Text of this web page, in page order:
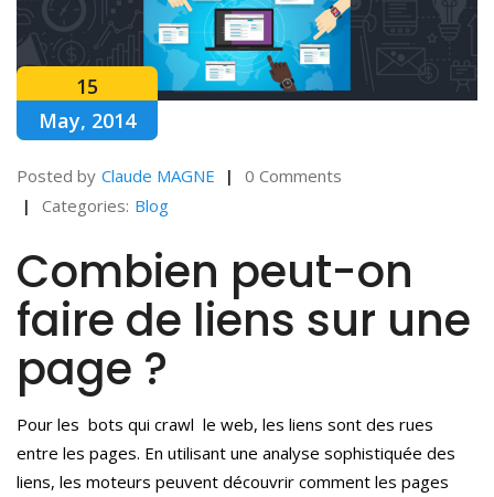
15
May, 2014
Posted by Claude MAGNE
0 Comments
Categories: Blog
Combien peut-on
faire de liens sur une
page ?
Pour les bots qui crawl le web, les liens sont des rues
entre les pages. En utilisant une analyse sophistiquée des
liens, les moteurs peuvent découvrir comment les pages